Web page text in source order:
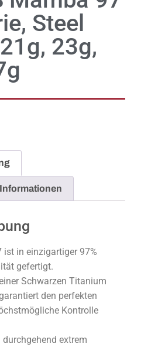
Steel
23g,
ist in einzigartiger 97%
gefertigt.
Schwarzen Titanium
den perfekten
Kontrolle
durchgehend extrem